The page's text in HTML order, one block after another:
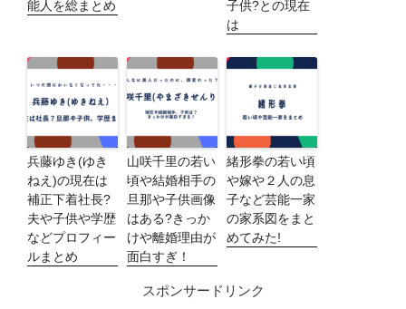
能人を総まとめ
子供?との現在
は
兵藤ゆき(ゆき
ねえ)の現在は
補正下着社長?
夫や子供や学歴
などプロフィー
ルまとめ
山咲千里の若い
頃や結婚相手の
旦那や子供画像
はある?きっか
けや離婚理由が
面白すぎ！
緒形拳の若い頃
や嫁や２人の息
子など芸能一家
の家系図をまと
めてみた!
スポンサードリンク